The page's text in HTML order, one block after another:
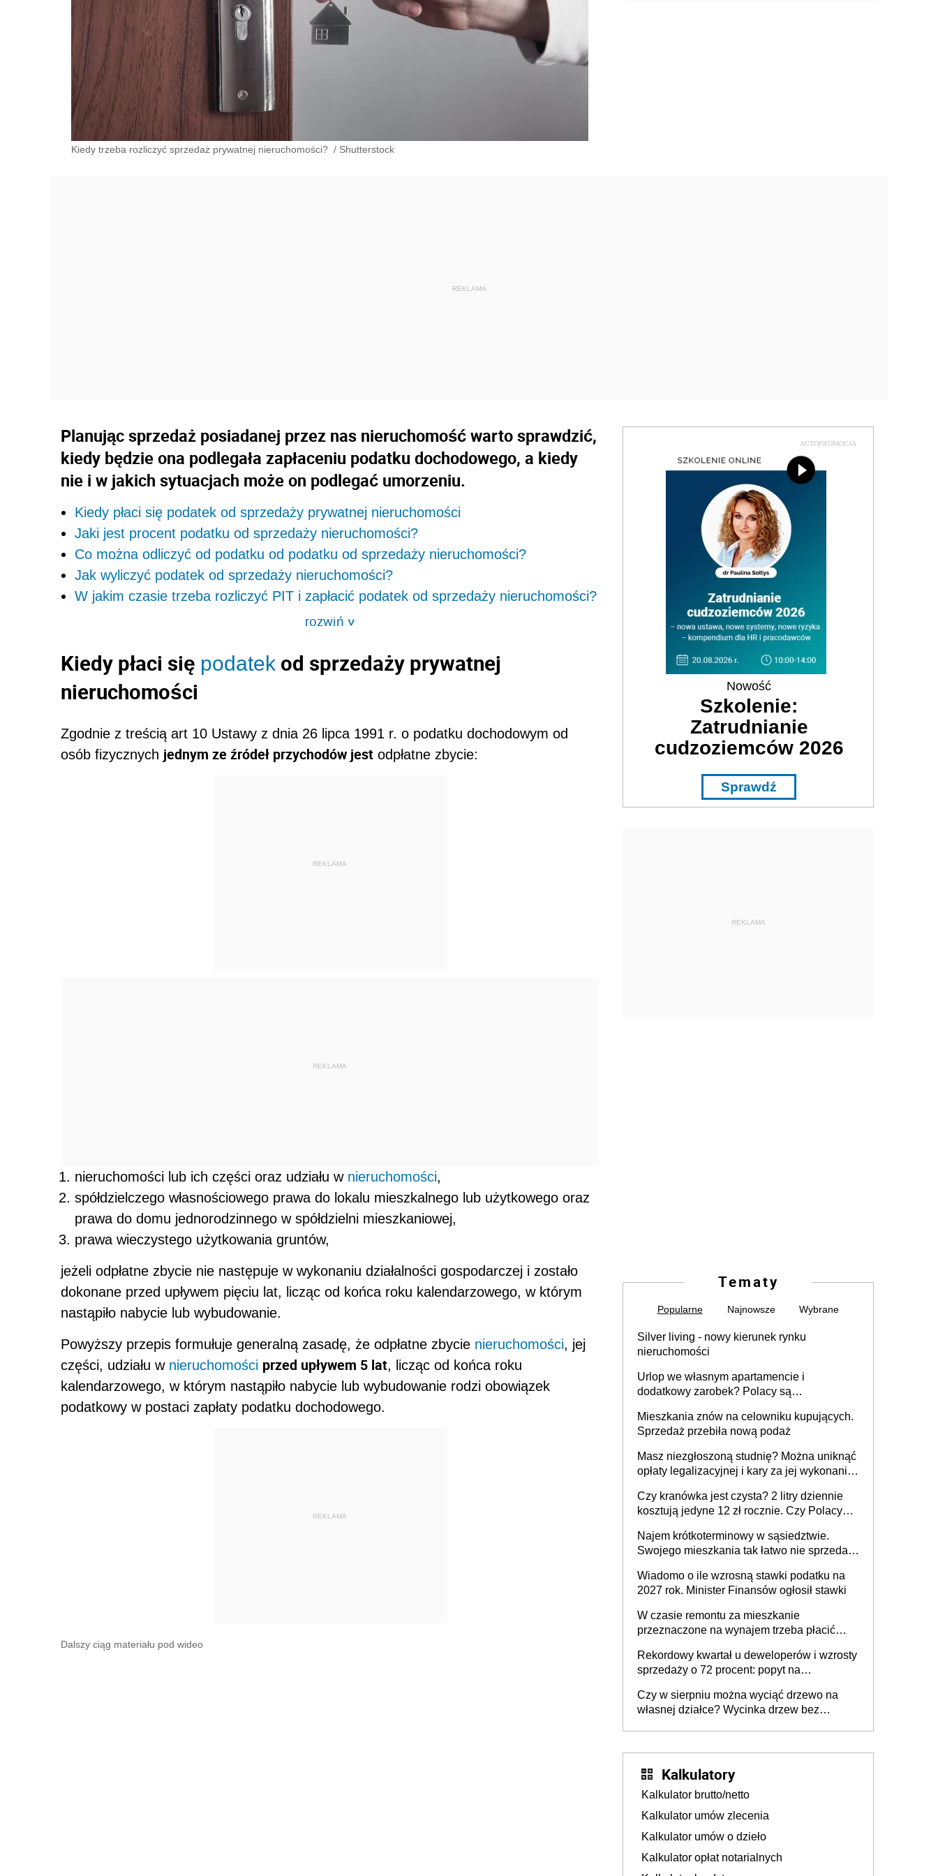
Kiedy trzeba rozliczyć sprzedaż prywatnej nieruchomości? / Shutterstock
Planując sprzedaż posiadanej przez nas nieruchomość warto sprawdzić,
kiedy będzie ona podlegała zapłaceniu podatku dochodowego, a kiedy
nie i w jakich sytuacjach może on podlegać umorzeniu.
Kiedy płaci się podatek od sprzedaży prywatnej nieruchomości
Jaki jest procent podatku od sprzedaży nieruchomości?
Co można odliczyć od podatku od podatku od sprzedaży nieruchomości?
Jak wyliczyć podatek od sprzedaży nieruchomości?
W jakim czasie trzeba rozliczyć PIT i zapłacić podatek od sprzedaży nieruchomości?
rozwiń>
Kiedy płaci się podatek od sprzedaży prywatnej
nieruchomości
Zgodnie z treścią art 10 Ustawy z dnia 26 lipca 1991 r. o podatku dochodowym od
osób fizycznych jednym ze źródeł przychodów jest odpłatne zbycie:
REKLAMA
REKLAMA
nieruchomości lub ich części oraz udziału w nieruchomości,
spółdzielczego własnościowego prawa do lokalu mieszkalnego lub użytkowego oraz
prawa do domu jednorodzinnego w spółdzielni mieszkaniowej,
prawa wieczystego użytkowania gruntów,
jeżeli odpłatne zbycie nie następuje w wykonaniu działalności gospodarczej i zostało
dokonane przed upływem pięciu lat, licząc od końca roku kalendarzowego, w którym
nastąpiło nabycie lub wybudowanie.
Powyższy przepis formułuje generalną zasadę, że odpłatne zbycie nieruchomości, jej
części, udziału w nieruchomości przed upływem 5 lat, licząc od końca roku
kalendarzowego, w którym nastąpiło nabycie lub wybudowanie rodzi obowiązek
podatkowy w postaci zapłaty podatku dochodowego.
REKLAMA
Dalszy ciąg materiału pod wideo
AUTOPROMOCJA
Nowość
Szkolenie:
Zatrudnianie
cudzoziemców 2026
Sprawdź
REKLAMA
Tematy
Popularne Najnowsze Wybrane
Silver living - nowy kierunek rynku
nieruchomości
Urlop we własnym apartamencie i
dodatkowy zarobek? Polacy są
Mieszkania znów na celowniku kupujących.
Sprzedaż przebiła nową podaż
Masz niezgłoszoną studnię? Można uniknąć
opłaty legalizacyjnej i kary za jej wykonanie,
Czy kranówka jest czysta? 2 litry dziennie
kosztują jedyne 12 zł rocznie. Czy Polacy
Najem krótkoterminowy w sąsiedztwie.
Swojego mieszkania tak łatwo nie sprzedaż
Wiadomo o ile wzrosną stawki podatku na
2027 rok. Minister Finansów ogłosił stawki
W czasie remontu za mieszkanie
przeznaczone na wynajem trzeba płacić
realizuje w nim potrzeb mieszkaniowych
Rekordowy kwartał u deweloperów i wzrosty
sprzedaży o 72 procent: popyt na
Czy w sierpniu można wyciąć drzewo na
własnej działce? Wycinka drzew bez
Kalkulatory
Kalkulator brutto/netto
Kalkulator umów zlecenia
Kalkulator umów o dzieło
Kalkulator opłat notarialnych